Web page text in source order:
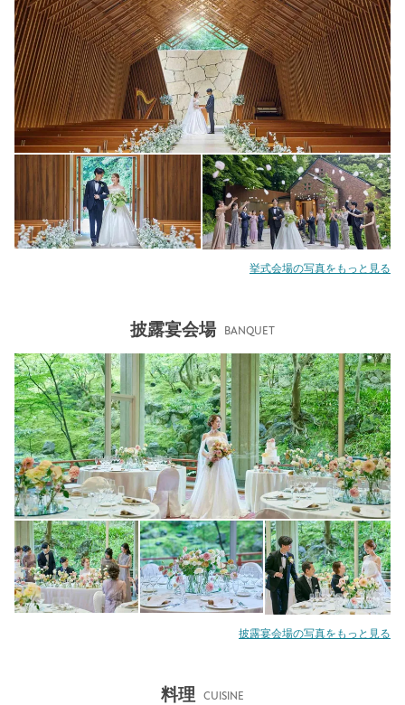
挙式会場の写真をもっと見る
披露宴会場 BANQUET
披露宴会場の写真をもっと見る
料理 CUISINE